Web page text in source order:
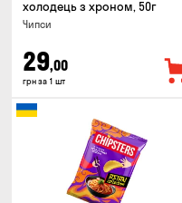
холодець з хроном, 50г
Чипси
29,00
грн за 1 шт